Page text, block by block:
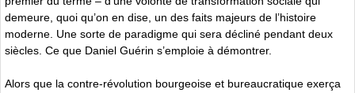
demeure, quoi qu’on en dise, un des faits majeurs de l’histoire
moderne. Une sorte de paradigme qui sera décliné pendant deux
siècles. Ce que Daniel Guérin s’emploie à démontrer.
Alors que la contre-révolution bourgeoise et bureaucratique exerça